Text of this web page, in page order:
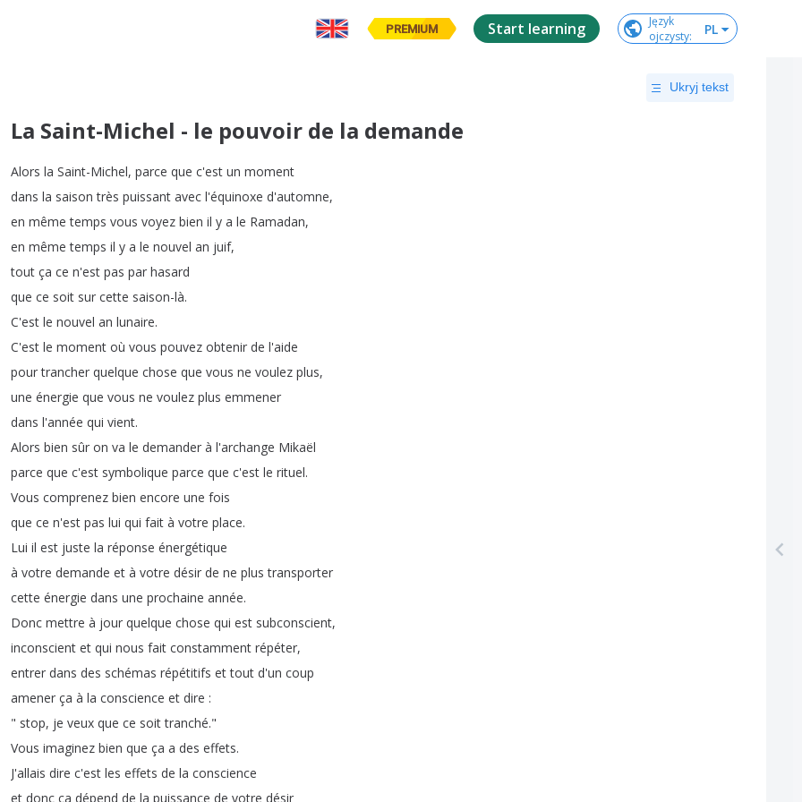
PREMIUM Start learning
Język
ojczysty: PL
Ukryj tekst
La Saint-Michel - le pouvoir de la demande
Alors la Saint-Michel, parce que c'est un moment
dans la saison très puissant avec l'équinoxe d'automne,
en même temps vous voyez bien il y a le Ramadan,
en même temps il y a le nouvel an juif,
tout ça ce n'est pas par hasard
que ce soit sur cette saison-là.
C'est le nouvel an lunaire.
C'est le moment où vous pouvez obtenir de l'aide
pour trancher quelque chose que vous ne voulez plus,
une énergie que vous ne voulez plus emmener
dans l'année qui vient.
Alors bien sûr on va le demander à l'archange Mikaël
parce que c'est symbolique parce que c'est le rituel.
Vous comprenez bien encore une fois
que ce n'est pas lui qui fait à votre place.
Lui il est juste la réponse énergétique
à votre demande et à votre désir de ne plus transporter
cette énergie dans une prochaine année.
Donc mettre à jour quelque chose qui est subconscient,
inconscient et qui nous fait constamment répéter,
entrer dans des schémas répétitifs et tout d'un coup
amener ça à la conscience et dire :
" stop, je veux que ce soit tranché."
Vous imaginez bien que ça a des effets.
J'allais dire c'est les effets de la conscience
et donc ça dépend de la puissance de votre désir